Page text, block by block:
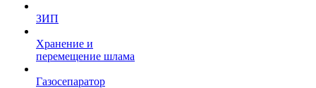
ЗИП
Хранение и
перемещение шлама
Газосепаратор